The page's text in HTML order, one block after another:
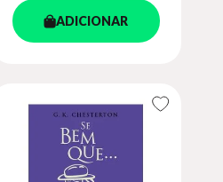
ADICIONAR